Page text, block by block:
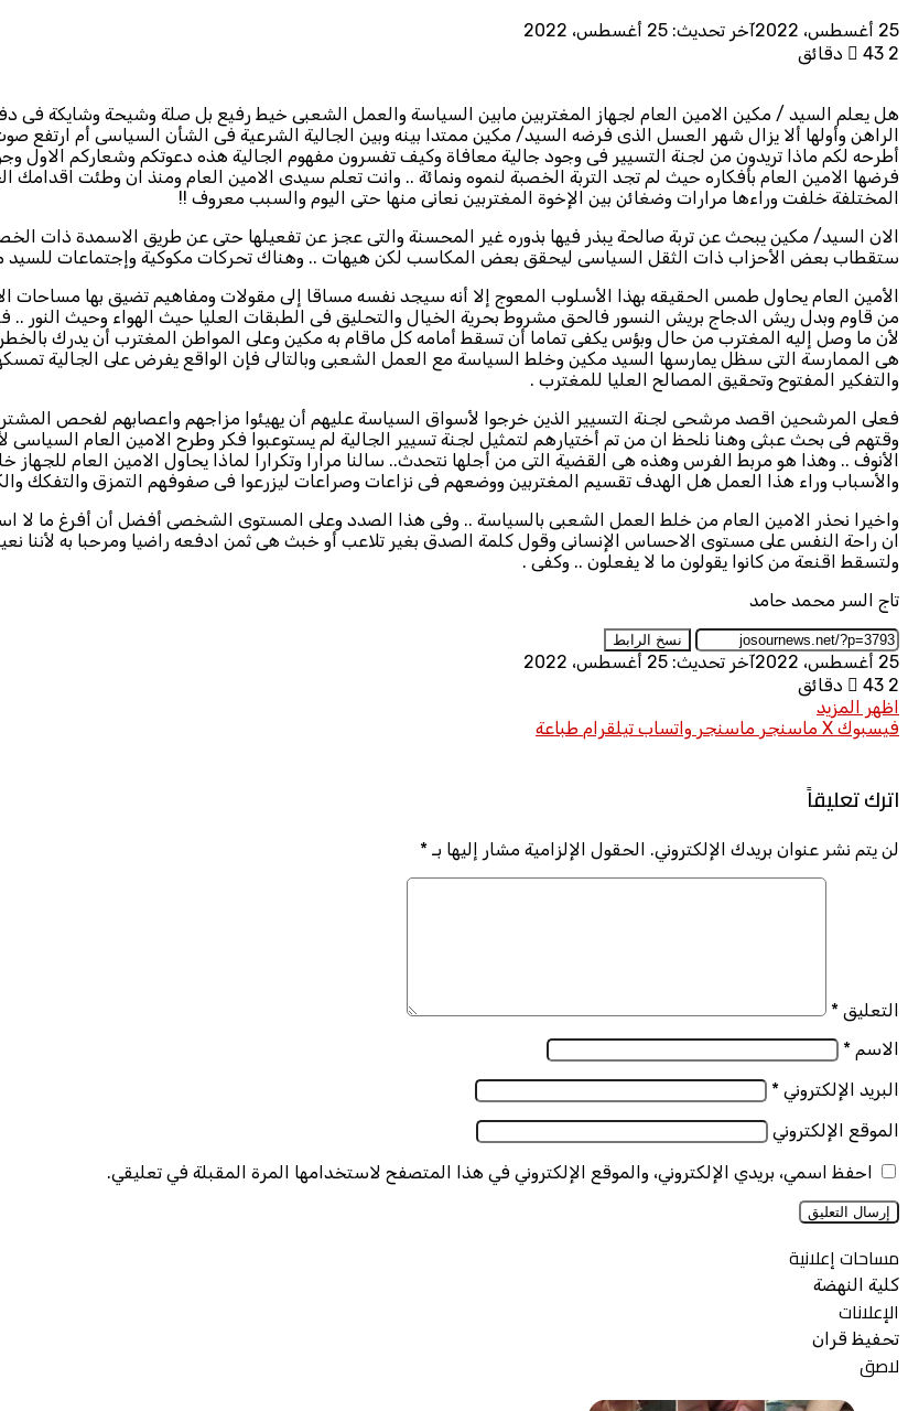
25 أغسطس، 2022
آخر تحديث: 25 أغسطس، 2022
43 2 دقائق
هل يعلم السيد / مكين الامين العام لجهاز المغتربين مابين السياسة والعمل الشعبى خيط رفيع بل صلة وشيحة وشايكة فى
الراهن وأولها ألا يزال شهر العسل الذى فرضه السيد/ مكين ممتدا بينه وبين الجالية الشرعية فى الشأن السياسى أم ارتفع
أطرحه لكم ماذا تريدون من لجنة التسيير فى وجود جالية معافاة وكيف تفسرون مفهوم الجالية هذه دعوتكم وشعاركم الاول
فرضها الامين العام بأفكاره حيث لم تجد التربة الخصبة لنموه ونمائة .. وانت تعلم سيدى الامين العام ومنذ ان وطئت اقدامك
المختلفة خلفت وراءها مرارات وضغائن بين الإخوة المغتربين نعانى منها حتى اليوم والسبب معروف !!
الان السيد/ مكين يبحث عن تربة صالحة يبذر فيها بذوره غير المحسنة والتى عجز عن تفعيلها حتى عن طريق الاسمدة ذات
ستقطاب بعض الأحزاب ذات الثقل السياسى ليحقق بعض المكاسب لكن هيهات .. وهناك تحركات مكوكية وإجتماعات للسيد
الأمين العام يحاول طمس الحقيقه بهذا الأسلوب المعوج إلا أنه سيجد نفسه مساقا إلى مقولات ومفاهيم تضيق بها مساحات
من قاوم وبدل ريش الدجاج بريش النسور فالحق مشروط بحرية الخيال والتحليق فى الطبقات العليا حيث الهواء وحيث النور ..
لأن ما وصل إليه المغترب من حال وبؤس يكفى تماما أن تسقط أمامه كل ماقام به مكين وعلى المواطن المغترب أن يدرك
هى الممارسة التى سظل يمارسها السيد مكين وخلط السياسة مع العمل الشعبى وبالتالى فإن الواقع يفرض على الجالية
والتفكير المفتوح وتحقيق المصالح العليا للمغترب .
فعلى المرشحين اقصد مرشحى لجنة التسيير الذين خرجوا لأسواق السياسة عليهم أن يهيئوا مزاجهم واعصابهم لفحص
وقتهم فى بحث عبثى وهنا نلحظ ان من تم أختيارهم لتمثيل لجنة تسيير الجالية لم يستوعبوا فكر وطرح الامين العام السياسى
الأنوف .. وهذا هو مربط الفرس وهذه هى القضية التى من أجلها نتحدث.. سالنا مرارا وتكرارا لماذا يحاول الامين العام
والأسباب وراء هذا العمل هل الهدف تقسيم المغتربين ووضعهم فى نزاعات وصراعات ليزرعوا فى صفوفهم التمزق والتفكك
واخيرا نحذر الامين العام من خلط العمل الشعبى بالسياسة .. وفى هذا الصدد وعلى المستوى الشخصى أفضل أن أفرغ ما لا
ان راحة النفس على مستوى الاحساس الإنسانى وقول كلمة الصدق بغير تلاعب أو خبث هى ثمن ادفعه راضيا ومرحبا به
ولتسقط اقنعة من كانوا يقولون ما لا يفعلون .. وكفى .
تاج السر محمد حامد
نسخ الرابط
25 أغسطس، 2022
آخر تحديث: 25 أغسطس، 2022
43 2 دقائق
اظهر المزيد
فيسبوك X ماسنجر ماسنجر واتساب تيلقرام طباعة
اترك تعليقاً
لن يتم نشر عنوان بريدك الإلكتروني. الحقول الإلزامية مشار إليها بـ *
التعليق *
الاسم *
البريد الإلكتروني *
الموقع الإلكتروني
احفظ اسمي، بريدي الإلكتروني، والموقع الإلكتروني في هذا المتصفح لاستخدامها المرة المقبلة في تعليقي.
مساحات إعلانية
كلية النهضة
الإعلانات
تحفيظ قران
لاصق